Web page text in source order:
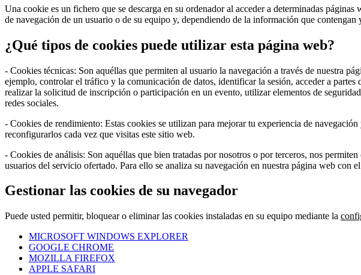
Una cookie es un fichero que se descarga en su ordenador al acceder a determinadas
de navegación de un usuario o de su equipo y, dependiendo de la información que
¿Qué tipos de cookies puede utilizar esta página web?
- Cookies técnicas: Son aquéllas que permiten al usuario la navegación a través de nuestra
ejemplo, controlar el tráfico y la comunicación de datos, identificar la sesión, acceder a
realizar la solicitud de inscripción o participación en un evento, utilizar elementos de
redes sociales.
- Cookies de rendimiento: Estas cookies se utilizan para mejorar tu experiencia de
reconfigurarlos cada vez que visitas este sitio web.
- Cookies de análisis: Son aquéllas que bien tratadas por nosotros o por terceros, nos
usuarios del servicio ofertado. Para ello se analiza su navegación en nuestra página web con
Gestionar las cookies de su navegador
Puede usted permitir, bloquear o eliminar las cookies instaladas en su equipo mediante la
MICROSOFT WINDOWS EXPLORER
GOOGLE CHROME
MOZILLA FIREFOX
APPLE SAFARI